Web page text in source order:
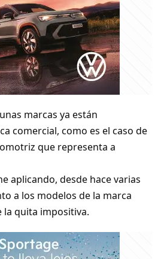
marcas ya están
comercial, como es el caso de
que representa a
aplicando, desde hace varias
a los modelos de la marca
la quita impositiva.